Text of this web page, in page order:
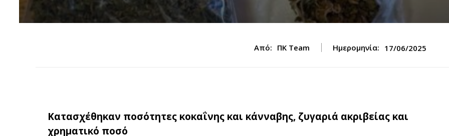
Από: ΠΚ Team Ημερομηνία: 17/06/2025
Κατασχέθηκαν ποσότητες κοκαΐνης και κάνναβης, ζυγαριά ακριβείας και
χρηματικό ποσό